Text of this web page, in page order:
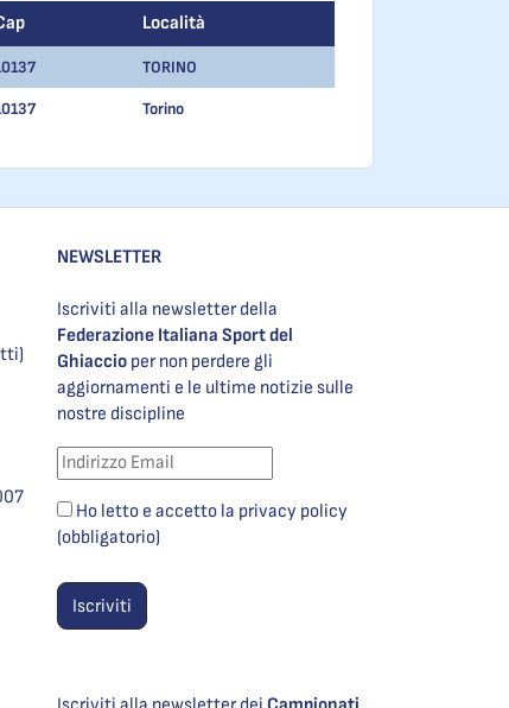
Località
TORINO
Torino
NEWSLETTER
Iscriviti alla newsletter della
Federazione Italiana Sport del
Ghiaccio per non perdere gli
aggiornamenti e le ultime notizie sulle
nostre discipline
Ho letto e accetto la privacy policy
(obbligatorio)